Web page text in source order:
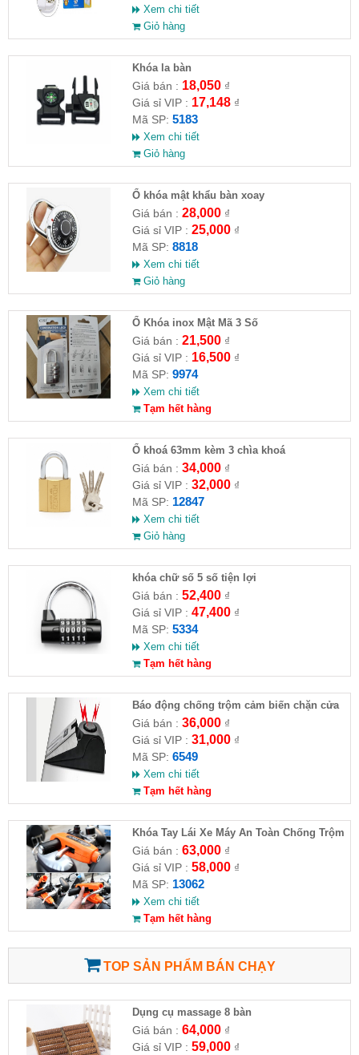
Xem chi tiết
Giỏ hàng
Khóa la bàn
Giá bán : 18,050₫
Giá sỉ VIP : 17,148₫
Mã SP: 5183
Xem chi tiết
Giỏ hàng
Ổ khóa mật khẩu bàn xoay
Giá bán : 28,000₫
Giá sỉ VIP : 25,000₫
Mã SP: 8818
Xem chi tiết
Giỏ hàng
Ổ Khóa inox Mật Mã 3 Số
Giá bán : 21,500₫
Giá sỉ VIP : 16,500₫
Mã SP: 9974
Xem chi tiết
Tạm hết hàng
Ổ khoá 63mm kèm 3 chìa khoá
Giá bán : 34,000₫
Giá sỉ VIP : 32,000₫
Mã SP: 12847
Xem chi tiết
Giỏ hàng
khóa chữ số 5 số tiện lợi
Giá bán : 52,400₫
Giá sỉ VIP : 47,400₫
Mã SP: 5334
Xem chi tiết
Tạm hết hàng
Báo động chống trộm cảm biến chặn cửa
Giá bán : 36,000₫
Giá sỉ VIP : 31,000₫
Mã SP: 6549
Xem chi tiết
Tạm hết hàng
Khóa Tay Lái Xe Máy An Toàn Chống Trộm
Giá bán : 63,000₫
Giá sỉ VIP : 58,000₫
Mã SP: 13062
Xem chi tiết
Tạm hết hàng
TOP SẢN PHẨM BÁN CHẠY
Dụng cụ massage 8 bàn
Giá bán : 64,000₫
Giá sỉ VIP : 59,000₫